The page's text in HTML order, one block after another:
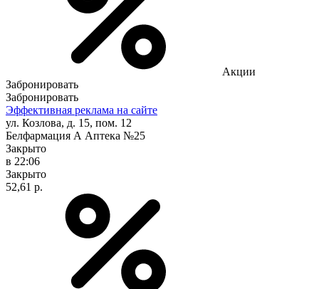
Акции
Забронировать
Забронировать
Эффективная реклама на сайте
ул. Козлова, д. 15, пом. 12
Белфармация А Аптека №25
Закрыто
в 22:06
Закрыто
52,61 р.